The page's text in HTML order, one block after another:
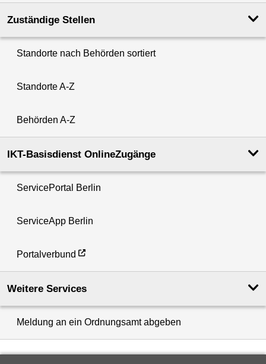
Zuständige Stellen
Standorte nach Behörden sortiert
Standorte A-Z
Behörden A-Z
IKT-Basisdienst OnlineZugänge
ServicePortal Berlin
ServiceApp Berlin
Portalverbund
Weitere Services
Meldung an ein Ordnungsamt abgeben